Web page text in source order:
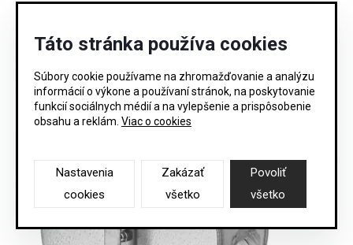
Táto stránka používa cookies
Súbory cookie používame na zhromažďovanie a analýzu
informácií o výkone a používaní stránok, na poskytovanie
funkcií sociálnych médií a na vylepšenie a prispôsobenie
obsahu a reklám. Viac o cookies
Nastavenia
cookies
Zakázať
všetko
Povoliť
všetko